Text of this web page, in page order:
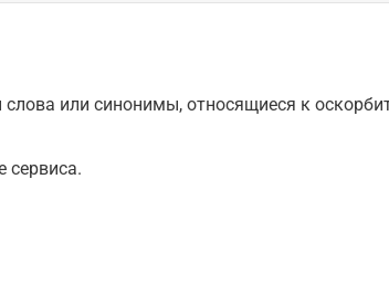
или синонимы, относящиеся к
сервиса.